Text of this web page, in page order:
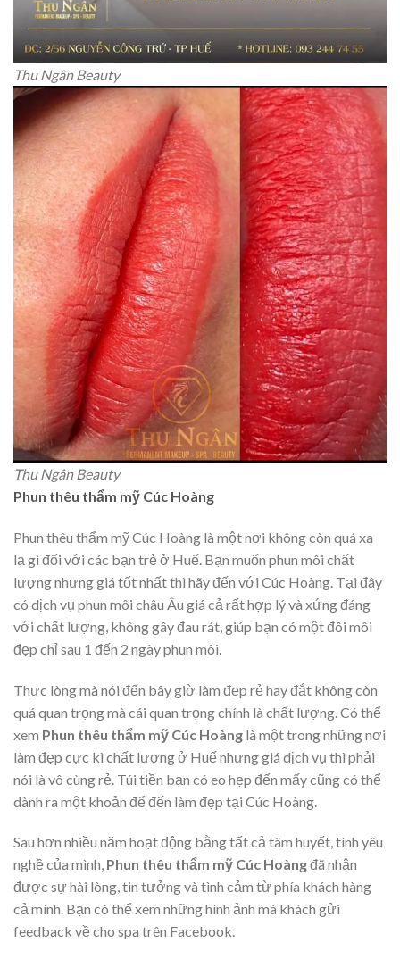
Thu Ngân Beauty
Thu Ngân Beauty
Phun thêu thẩm mỹ Cúc Hoàng
Phun thêu thẩm mỹ Cúc Hoàng là một nơi không còn quá xa
lạ gì đối với các bạn trẻ ở Huế. Bạn muốn phun môi chất
lượng nhưng giá tốt nhất thì hãy đến với Cúc Hoàng. Tại đây
có dịch vụ phun môi châu Âu giá cả rất hợp lý và xứng đáng
với chất lượng, không gây đau rát, giúp bạn có một đôi môi
đẹp chỉ sau 1 đến 2 ngày phun môi.
Thực lòng mà nói đến bây giờ làm đẹp rẻ hay đắt không còn
quá quan trọng mà cái quan trọng chính là chất lượng. Có thể
xem Phun thêu thẩm mỹ Cúc Hoàng là một trong những nơi
làm đẹp cực kì chất lượng ở Huế nhưng giá dịch vụ thì phải
nói là vô cùng rẻ. Túi tiền bạn có eo hẹp đến mấy cũng có thể
dành ra một khoản để đến làm đẹp tại Cúc Hoàng.
Sau hơn nhiều năm hoạt động bằng tất cả tâm huyết, tình yêu
nghề của mình, Phun thêu thẩm mỹ Cúc Hoàngđã nhận
được sự hài lòng, tin tưởng và tình cảm từ phía khách hàng
cả mình. Bạn có thể xem những hình ảnh mà khách gửi
feedback về cho spa trên Facebook.